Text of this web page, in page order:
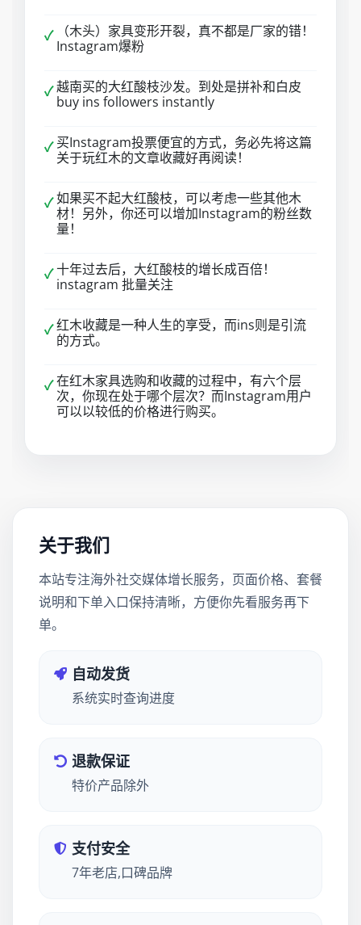
✓
（木头）家具变形开裂，真不都是厂家的错！
Instagram爆粉
✓越南买的大红酸枝沙发。到处是拼补和白皮
buy ins followers instantly
✓ 买Instagram投票便宜的方式，务必先将这篇
关于玩红木的文章收藏好再阅读！
✓如果买不起大红酸枝，可以考虑一些其他木
材！另外，你还可以增加Instagram的粉丝数
量！
✓十年过去后，大红酸枝的增长成百倍！
instagram 批量关注
✓红木收藏是一种人生的享受，而ins则是引流
的方式。
✓在红木家具选购和收藏的过程中，有六个层
次，你现在处于哪个层次？而Instagram用户
可以以较低的价格进行购买。
关于我们
本站专注海外社交媒体增长服务，页面价格、套餐
说明和下单入口保持清晰，方便你先看服务再下
单。
自动发货
系统实时查询进度
退款保证
特价产品除外
支付安全
7年老店,口碑品牌